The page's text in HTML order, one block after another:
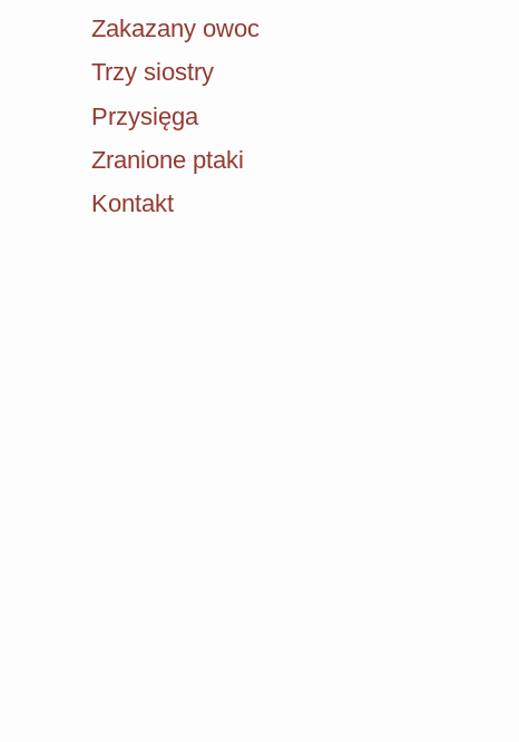
Zakazany owoc
Trzy siostry
Przysięga
Zranione ptaki
Kontakt